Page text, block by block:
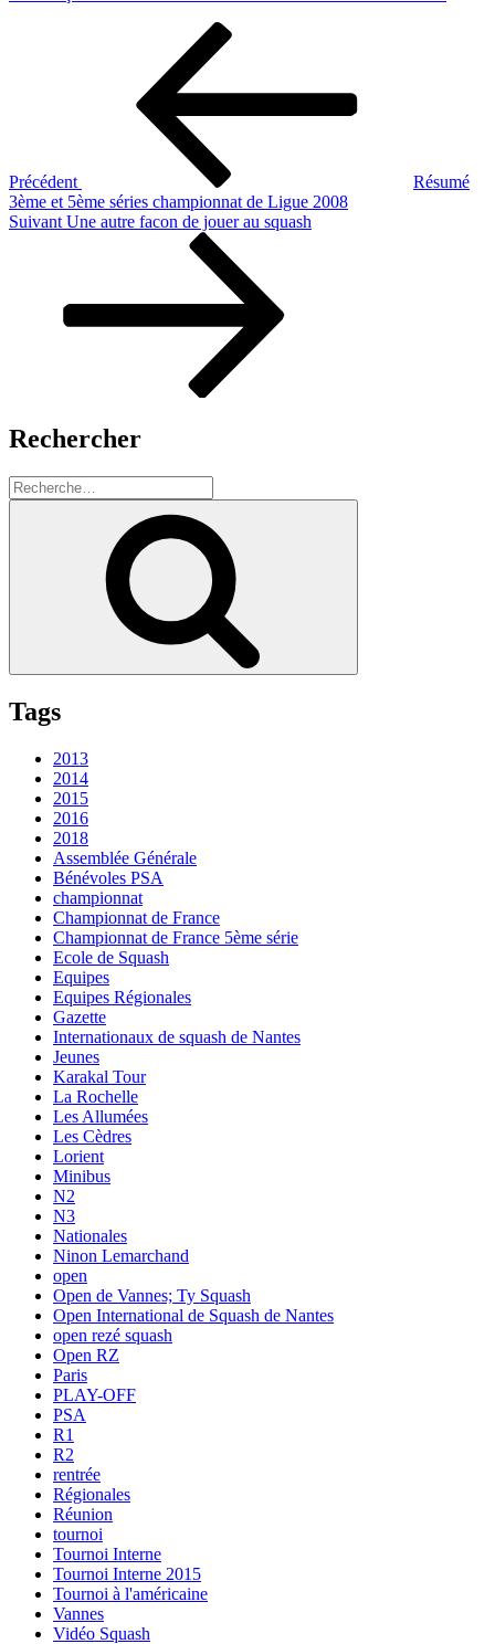
Précédent
Résumé
3ème et 5ème séries championnat de Ligue 2008
Article
Suivant Une autre facon de jouer au squash
Rechercher
Recherche
pour
Tags
2013
2014
2015
2016
2018
Assemblée Générale
Bénévoles PSA
championnat
Championnat de France
Championnat de France 5ème série
Ecole de Squash
Equipes
Equipes Régionales
Gazette
Internationaux de squash de Nantes
Jeunes
Karakal Tour
La Rochelle
Les Allumées
Les Cèdres
Lorient
Minibus
N2
N3
Nationales
Ninon Lemarchand
open
Open de Vannes; Ty Squash
Open International de Squash de Nantes
open rezé squash
Open RZ
Paris
PLAY-OFF
PSA
R1
R2
rentrée
Régionales
Réunion
tournoi
Tournoi Interne
Tournoi Interne 2015
Tournoi à l'américaine
Vannes
Vidéo Squash